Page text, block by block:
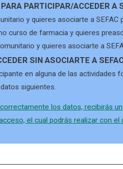
PARTICIPAR/ACCEDER A
y quieres asociarte a SEFAC
curso de farmacia y quieres
y quieres asociarte a
SIN ASOCIARTE A
en alguna de las actividades
siguientes.
los datos, recibirás
el cual podrás realizar con el